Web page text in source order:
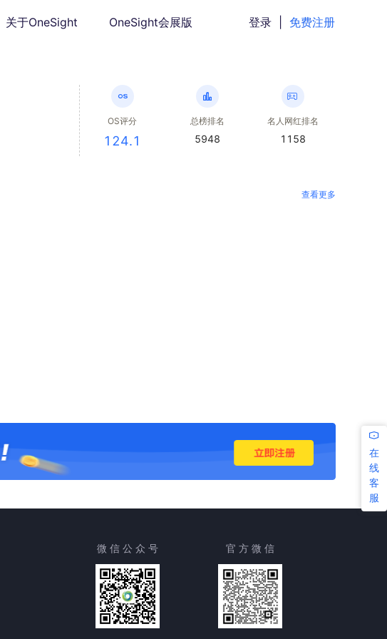
关于OneSight OneSight会展版 登录 免费注册
OS评分
124.1
总榜排名
5948
名人网红排名
1158
查看更多
在
线
客
服
微 信 公 众 号 官 方 微 信